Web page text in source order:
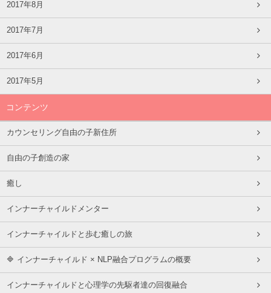
2017年8月
2017年7月
2017年6月
2017年5月
コンテンツ
カウンセリング自由の子新住所
自由の子創造の家
癒し
インナーチャイルドメンター
インナーチャイルドと歩む癒しの旅
🔷 インナーチャイルド × NLP融合プログラムの概要
インナーチャイルドと心理学の先駆者達の回復融合